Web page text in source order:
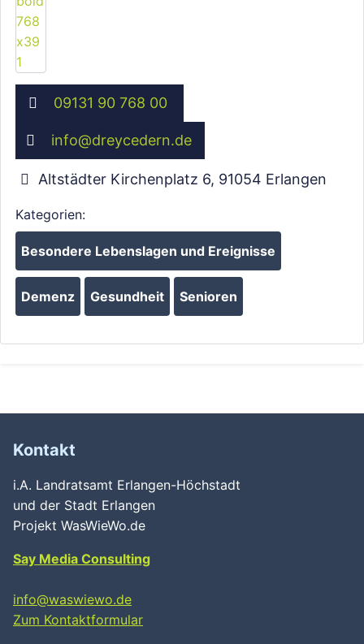
09131 90 768 00
info@dreycedern.de
Altstädter Kirchenplatz 6, 91054 Erlangen
Kategorien:
Besondere Lebenslagen und Ereignisse
Demenz Gesundheit Senioren
Kontakt
i.A. Landratsamt Erlangen-Höchstadt
und der Stadt Erlangen
Projekt WasWieWo.de
Say Media Consulting
info@waswiewo.de
Zum Kontaktformular